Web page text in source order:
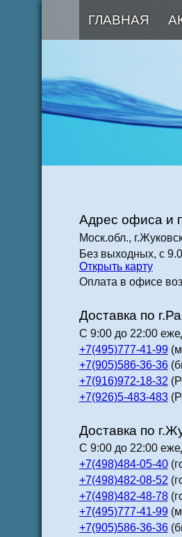
ГЛАВНАЯ
Адрес офиса и
Моск.обл.,
Без выходных, с
Открыть карту
Оплата в офисе
Доставка по
С 9:00 до 22:00
+7(495)777-41-99
+7(905)586-36-36
+7(916)972-18-32
+7(926)5-483-483
Доставка по
С 9:00 до 22:00
+7(498)484-05-40
+7(498)482-08-52
+7(498)482-48-78
+7(495)777-41-99
+7(905)586-36-36